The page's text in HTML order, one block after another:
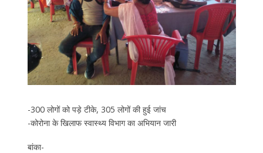
-300 लोगों को पड़े टीके, 305 लोगों की हुई जांच
-कोरोना के खिलाफ स्वास्थ्य विभाग का अभियान जारी
बांका-